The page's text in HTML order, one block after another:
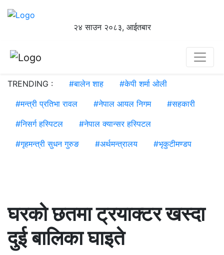
२४ साउन २०८३, आईतबार
TRENDING : #बालेन शाह #केपी शर्मा ओली
#मन्त्री प्रतिभा रावल #नेपाल आयल निगम #सहकारी
#निसर्ग हस्पिटल #नेपाल क्यान्सर हस्पिटल
#गृहमन्त्री सुधन गुरुङ #अर्थमन्त्रालय #भृकुटीमण्डप
घरको छतमा ट्रयाक्टर खस्दा
दुई बालिका घाइते